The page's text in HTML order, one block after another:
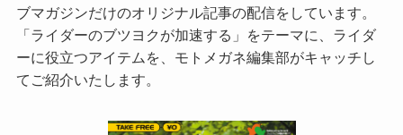
ブマガジンだけのオリジナル記事の配信をしています。
「ライダーのブツヨクが加速する」をテーマに、ライダ
ーに役立つアイテムを、モトメガネ編集部がキャッチし
てご紹介いたします。